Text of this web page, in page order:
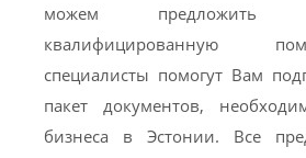
можем
квалифицированную
специалисты помогут Вам
пакет документов,
бизнеса в Эстонии. Все